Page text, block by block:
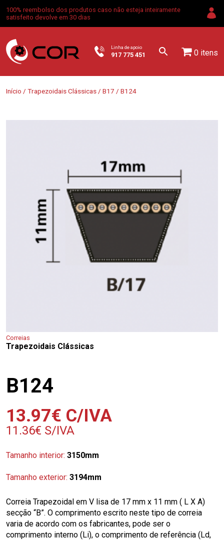
100% reembolso dos produtos caso não esteja inteiramente
satisfeito devolve em 30 dias
Linha de apoio
917 775 451 0 itens
Início / Trapezoidais Clássicas / B17 / B124
Correias
Trapezoidais Clássicas
B124
13.97€ C/IVA
11.36€ S/IVA
Tamanho interior: 3150mm
Tamanho exterior: 3194mm
Correia Trapezoidal em V lisa de 17 mm x 11 mm ( L X A)
secção “B”. O comprimento escrito neste tipo de correia
varia de acordo com os fabricantes, pode ser o
comprimento interno (Li), o comprimento de referência (Ld,